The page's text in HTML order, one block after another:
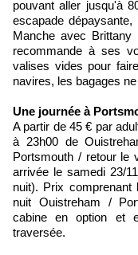
pouvant aller jusqu'à
escapade
Manche avec Brittany
recommande à ses
valises vides pour
navires, les bagages
Une journée à
A partir de 45 € par
à 23h00 de
Portsmouth / retour le
arrivée le samedi 23/
nuit). Prix
nuit Ouistreham /
cabine en option et
traversée.